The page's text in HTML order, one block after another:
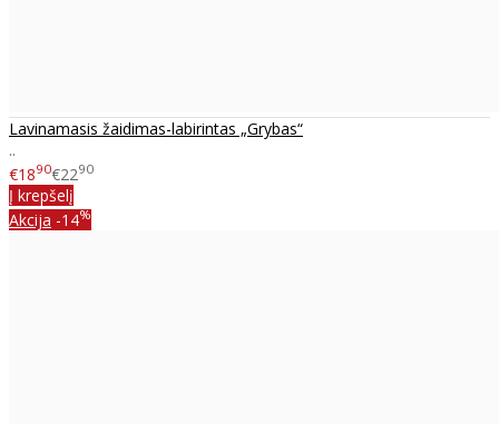
Lavinamasis žaidimas-labirintas „Grybas“
..
€1890€2290
Į krepšelį
Akcija -14%